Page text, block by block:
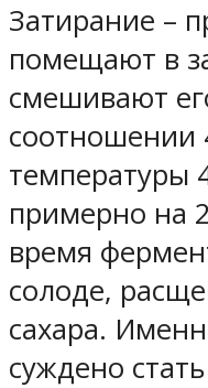
Затирание –
помещают в
смешивают
соотношении
температуры
примерно на
время
солоде,
сахара.
суждено